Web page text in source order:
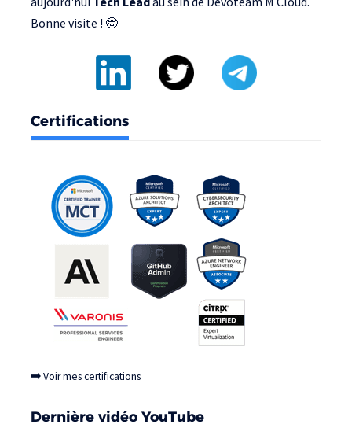
Bonne visite ! 🤓
Certifications
➡Voir mes certifications
Dernière vidéo YouTube